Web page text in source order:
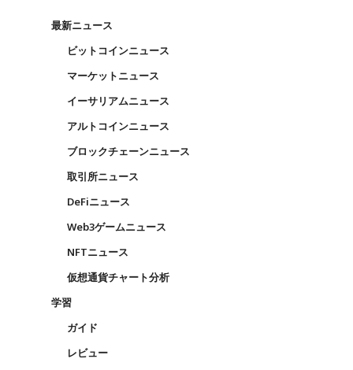
最新ニュース
ビットコインニュース
マーケットニュース
イーサリアムニュース
アルトコインニュース
ブロックチェーンニュース
取引所ニュース
DeFiニュース
Web3ゲームニュース
NFTニュース
仮想通貨チャート分析
学習
ガイド
レビュー